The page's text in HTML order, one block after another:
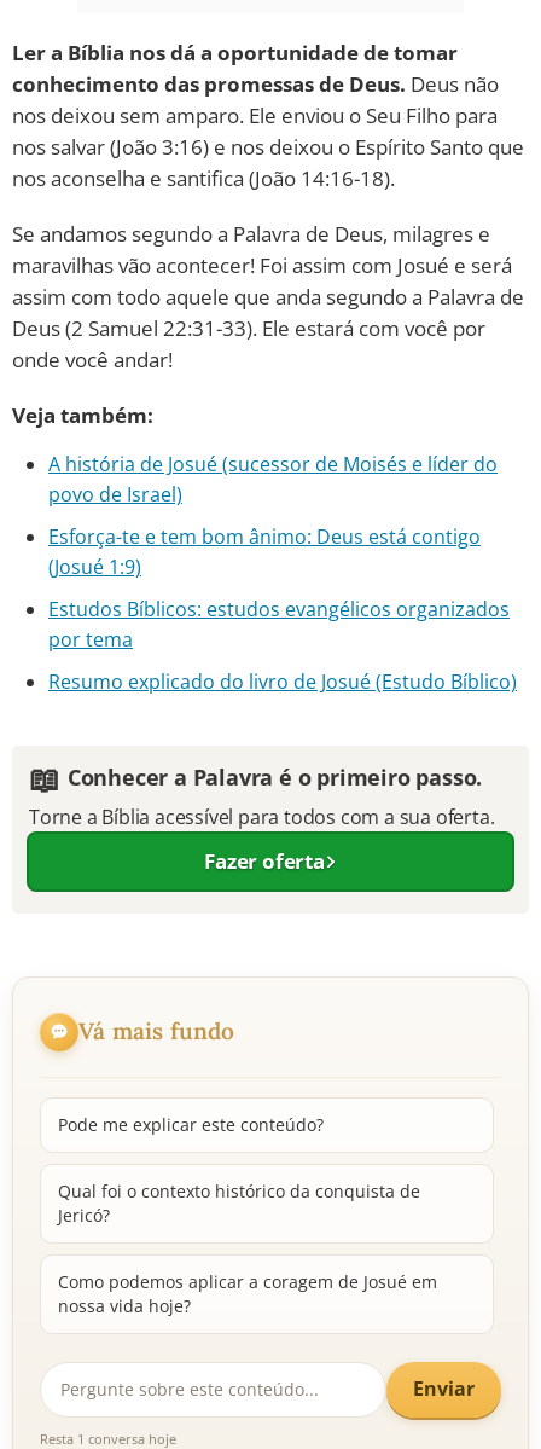
Ler a Bíblia nos dá a oportunidade de tomar
conhecimento das promessas de Deus. Deus não
nos deixou sem amparo. Ele enviou o Seu Filho para
nos salvar (João 3:16) e nos deixou o Espírito Santo que
nos aconselha e santifica (João 14:16-18).
Se andamos segundo a Palavra de Deus, milagres e
maravilhas vão acontecer! Foi assim com Josué e será
assim com todo aquele que anda segundo a Palavra de
Deus (2 Samuel 22:31-33). Ele estará com você por
onde você andar!
Veja também:
A história de Josué (sucessor de Moisés e líder do
povo de Israel)
Esforça-te e tem bom ânimo: Deus está contigo
(Josué 1:9)
Estudos Bíblicos: estudos evangélicos organizados
por tema
Resumo explicado do livro de Josué (Estudo Bíblico)
📖 Conhecer a Palavra é o primeiro passo.
Torne a Bíblia acessível para todos com a sua oferta.
Fazer oferta
Vá mais fundo
Pode me explicar este conteúdo?
Qual foi o contexto histórico da conquista de
Jericó?
Como podemos aplicar a coragem de Josué em
nossa vida hoje?
Enviar
Resta 1 conversa hoje